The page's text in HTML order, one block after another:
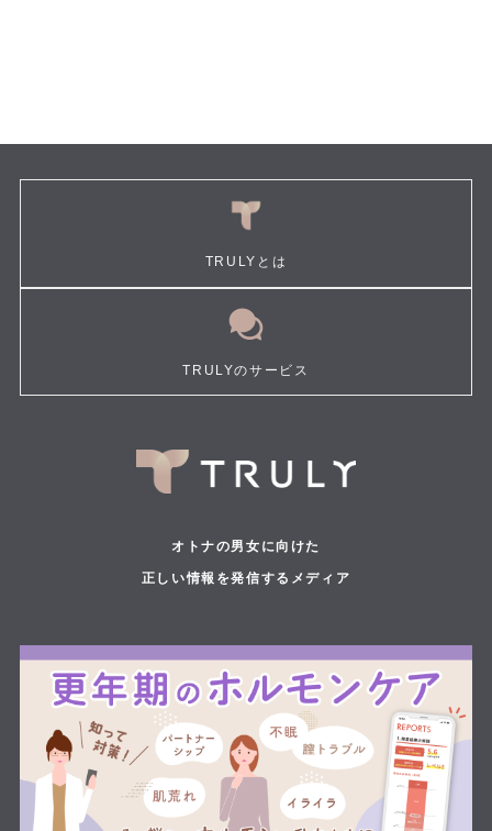
TRULYとは
TRULYのサービス
オトナの男女に向けた
正しい情報を発信するメディア